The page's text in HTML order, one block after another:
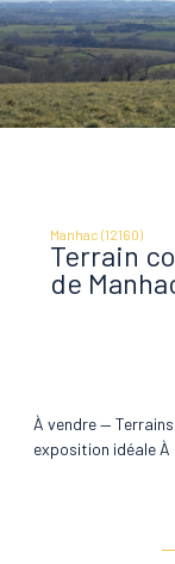
Manhac (12160)
Terrain
de
À vendre —
exposition idéale À